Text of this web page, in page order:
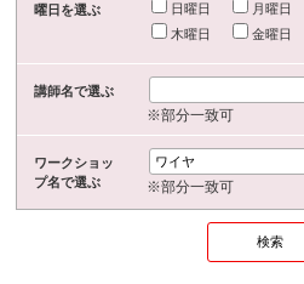
曜日を選ぶ 日曜日 月曜日
木曜日
金曜日
講師名で選ぶ
※部分一致可
ワークショッ
プ名で選ぶ
※部分一致可